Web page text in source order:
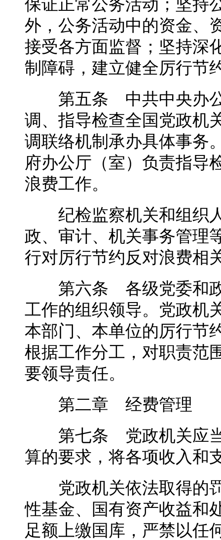
保证正常公务活动；坚持
外，公务活动中的资金、
接受各方面监督；坚持深
制障碍，建立健全厉行节
第五条 中共中央办公
调、指导检查全国党政机
调联络机制承办具体事务
府办公厅（室）负责指导
浪费工作。
纪检监察机关和组织人
政、审计、机关事务管理
行对厉行节约反对浪费相
第六条 各级党委和政
工作的组织领导。党政机
本部门、本单位的厉行节
根据工作分工，对职责范
要领导责任。
第二章 经费管理
第七条 党政机关应当
算的要求，将各项收入和
党政机关依法取得的罚
性基金、国有资产收益和
足额上缴国库，严禁以任